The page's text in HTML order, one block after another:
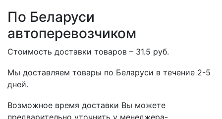
По Беларуси
автоперевозчиком
Стоимость доставки товаров – 31.5 руб.
Мы доставляем товары по Беларуси в течение 2-5
дней.
Возможное время доставки Вы можете